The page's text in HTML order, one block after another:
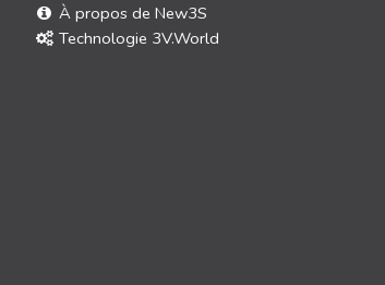
À propos de New3S
Technologie 3V.World